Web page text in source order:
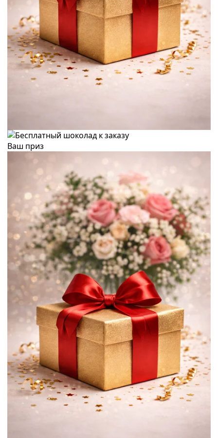
Ваш приз